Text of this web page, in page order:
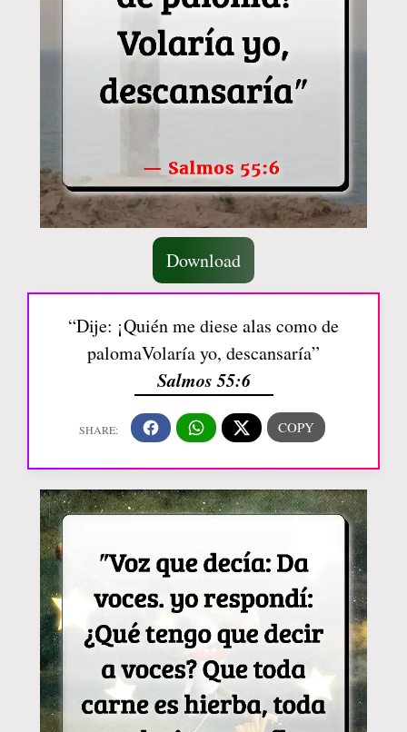
Download
“Dije: ¡Quién me diese alas como de
palomaVolaría yo, descansaría”
Salmos 55:6